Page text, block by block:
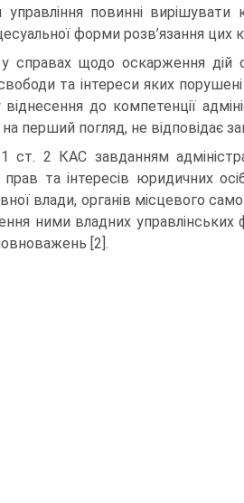
управління повинні
форми розв’язання цих
справах щодо оскарження дій
та інтереси яких
до компетен­ції
перший погляд, не відповідає
ст. 2 КАС завданням
прав та ін­тересів юридичних
влади, органів місцевого
ними владних
[2].